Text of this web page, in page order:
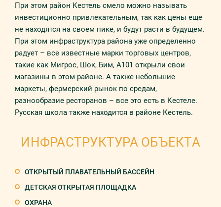
При этом район Кестель смело можно называть
инвестиционно привлекательным, так как цены еще
не находятся на своем пике, и будут расти в будущем.
При этом инфраструктура района уже определенно
радует – все известные марки торговых центров,
такие как Мигрос, Шок, Бим, А101 открыли свои
магазины в этом районе. А также небольшие
маркеты, фермерский рынок по средам,
разнообразие ресторанов – все это есть в Кестеле.
Русская школа также находится в районе Кестель.
ИНФРАСТРУКТУРА ОБЪЕКТА
ОТКРЫТЫЙ ПЛАВАТЕЛЬНЫЙ БАССЕЙН
ДЕТСКАЯ ОТКРЫТАЯ ПЛОЩАДКА
ОХРАНА